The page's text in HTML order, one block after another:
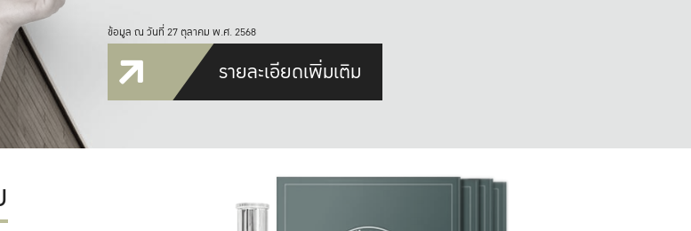
ข้อมูล ณ วันที่ 27 ตุลาคม พ.ศ. 2568
รายละเอียดเพิ่มเติม